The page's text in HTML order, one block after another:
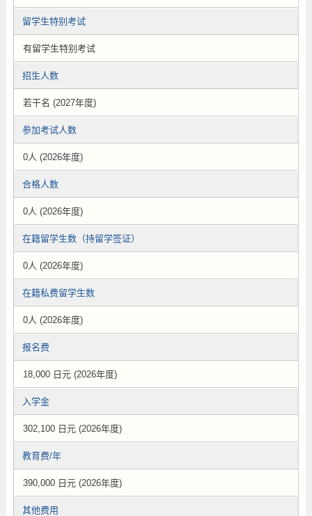
留学生特别考试
有留学生特别考试
招生人数
若干名 (2027年度)
参加考试人数
0人 (2026年度)
合格人数
0人 (2026年度)
在籍留学生数（持留学签证）
0人 (2026年度)
在籍私费留学生数
0人 (2026年度)
报名费
18,000 日元 (2026年度)
入学金
302,100 日元 (2026年度)
教育费/年
390,000 日元 (2026年度)
其他费用